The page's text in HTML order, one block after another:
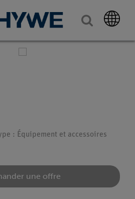
: Équipement et accessoires
une offre